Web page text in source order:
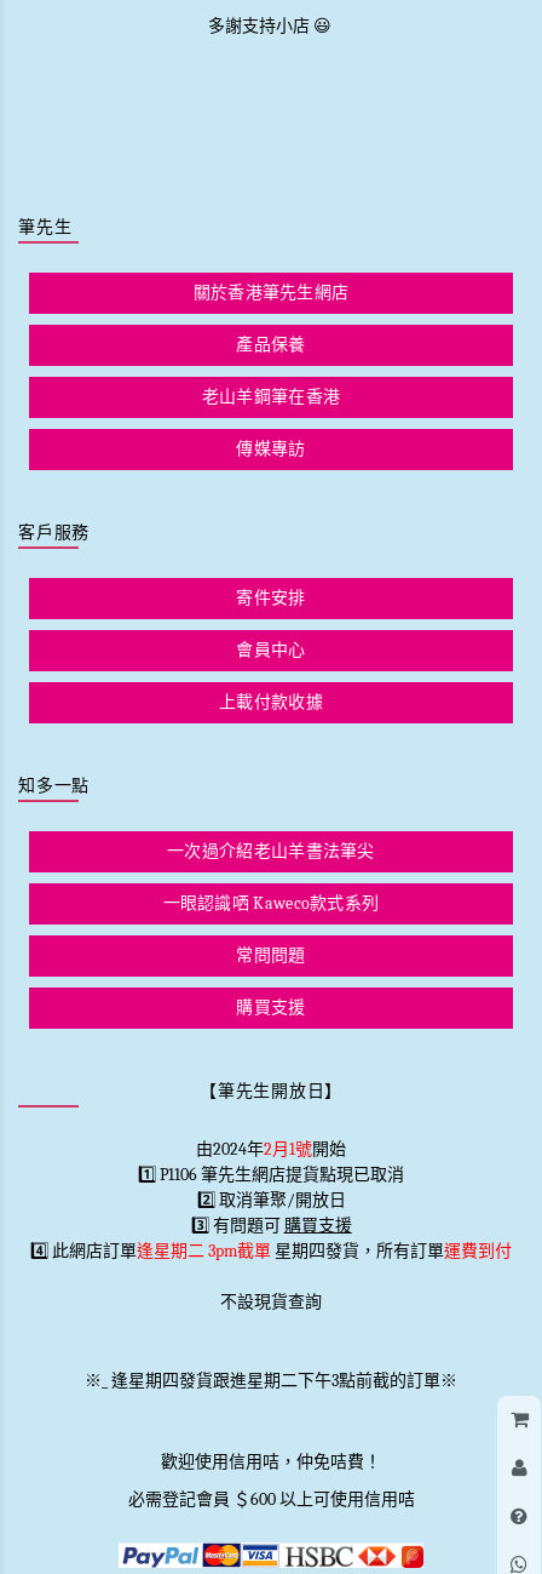
多謝支持小店 😃
筆先生
關於香港筆先生網店
產品保養
老山羊鋼筆在香港
傳媒專訪
客戶服務
寄件安排
會員中心
上載付款收據
知多一點
一次過介紹老山羊書法筆尖
一眼認識哂 Kaweco款式系列
常問問題
購買支援
【筆先生開放日】
由2024年2月1號開始
1️⃣ P1106 筆先生網店提貨點現已取消
2️⃣ 取消筆聚/開放日
3️⃣ 有問題可 購買支援
4️⃣ 此網店訂單逢星期二 3pm截單 星期四發貨，所有訂單運費到付
不設現貨查詢
※ 逢星期四發貨跟進星期二下午3點前截的訂單※
歡迎使用信用咭，仲免咭費！
必需登記會員 ＄600 以上可使用信用咭